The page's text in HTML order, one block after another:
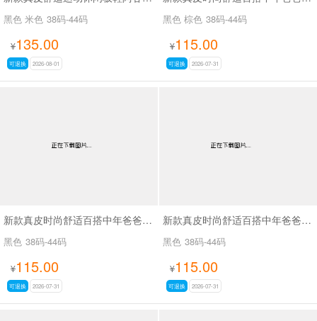
黑色 米色 38码-44码
¥135.00
可退换 2026-08-01
黑色 棕色 38码-44码
¥115.00
可退换 2026-07-31
新款真皮时尚舒适百搭中年爸爸鞋SA6510
黑色 38码-44码
¥115.00
可退换 2026-07-31
新款真皮时尚舒适百搭中年爸爸鞋SA6511
黑色 38码-44码
¥115.00
可退换 2026-07-31